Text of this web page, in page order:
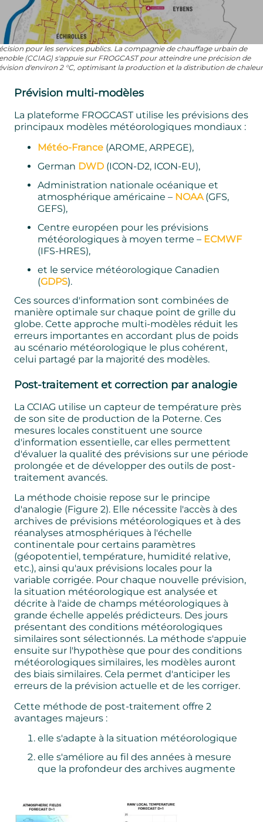
pour les services publics. La compagnie de chauffage urbain de
(CCIAG) s'appuie sur FROGCAST pour atteindre une précision de
d'environ 2 °C, optimisant la production et la distribution de
Prévision multi-modèles
La plateforme FROGCAST utilise les prévisions des
principaux modèles météorologiques mondiaux :
Météo-France (AROME, ARPEGE),
German DWD (ICON-D2, ICON-EU),
Administration nationale océanique et
atmosphérique américaine – NOAA(GFS,
GEFS),
Centre européen pour les prévisions
météorologiques à moyen terme – ECMWF
(IFS-HRES),
et le service météorologique Canadien
(GDPS).
Ces sources d'information sont combinées de
manière optimale sur chaque point de grille du
globe. Cette approche multi-modèles réduit les
erreurs importantes en accordant plus de poids
au scénario météorologique le plus cohérent,
celui partagé par la majorité des modèles.
Post-traitement et correction par analogie
La CCIAG utilise un capteur de température près
de son site de production de la Poterne. Ces
mesures locales constituent une source
d'information essentielle, car elles permettent
d'évaluer la qualité des prévisions sur une période
prolongée et de développer des outils de post-
traitement avancés.
La méthode choisie repose sur le principe
d'analogie (Figure 2). Elle nécessite l'accès à des
archives de prévisions météorologiques et à des
réanalyses atmosphériques à l'échelle
continentale pour certains paramètres
(géopotentiel, température, humidité relative,
etc.), ainsi qu'aux prévisions locales pour la
variable corrigée. Pour chaque nouvelle prévision,
la situation météorologique est analysée et
décrite à l'aide de champs météorologiques à
grande échelle appelés prédicteurs. Des jours
présentant des conditions météorologiques
similaires sont sélectionnés. La méthode s'appuie
ensuite sur l'hypothèse que pour des conditions
météorologiques similaires, les modèles auront
des biais similaires. Cela permet d'anticiper les
erreurs de la prévision actuelle et de les corriger.
Cette méthode de post-traitement offre 2
avantages majeurs :
elle s'adapte à la situation météorologique
elle s'améliore au fil des années à mesure
que la profondeur des archives augmente